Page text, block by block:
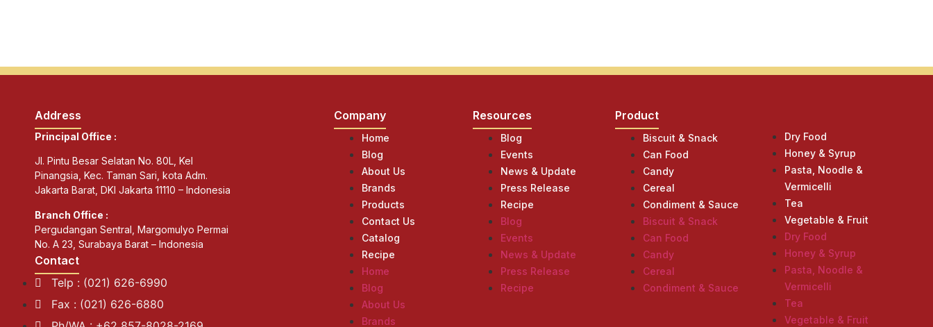
Address
Principal Office :
Jl. Pintu Besar Selatan No. 80L, Kel
Pinangsia, Kec. Taman Sari, kota Adm.
Jakarta Barat, DKI Jakarta 11110 – Indonesia
Branch Office :
Pergudangan Sentral, Margomulyo Permai
No. A 23, Surabaya Barat – Indonesia
Contact
Telp : (021) 626-6990
Fax : (021) 626-6880
Company
Home
Blog
About Us
Brands
Products
Contact Us
Catalog
Recipe
Home
Blog
About Us
Brands
Resources
Blog
Events
News & Update
Press Release
Recipe
Blog
Events
News & Update
Press Release
Recipe
Product
Biscuit & Snack
Can Food
Candy
Cereal
Condiment & Sauce
Biscuit & Snack
Can Food
Candy
Cereal
Condiment & Sauce
Dry Food
Honey & Syrup
Pasta, Noodle &
Vermicelli
Tea
Vegetable & Fruit
Dry Food
Honey & Syrup
Pasta, Noodle &
Vermicelli
Tea
Vegetable & Fruit